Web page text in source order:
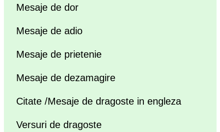
Mesaje de dor
Mesaje de adio
Mesaje de prietenie
Mesaje de dezamagire
Citate /Mesaje de dragoste in engleza
Versuri de dragoste